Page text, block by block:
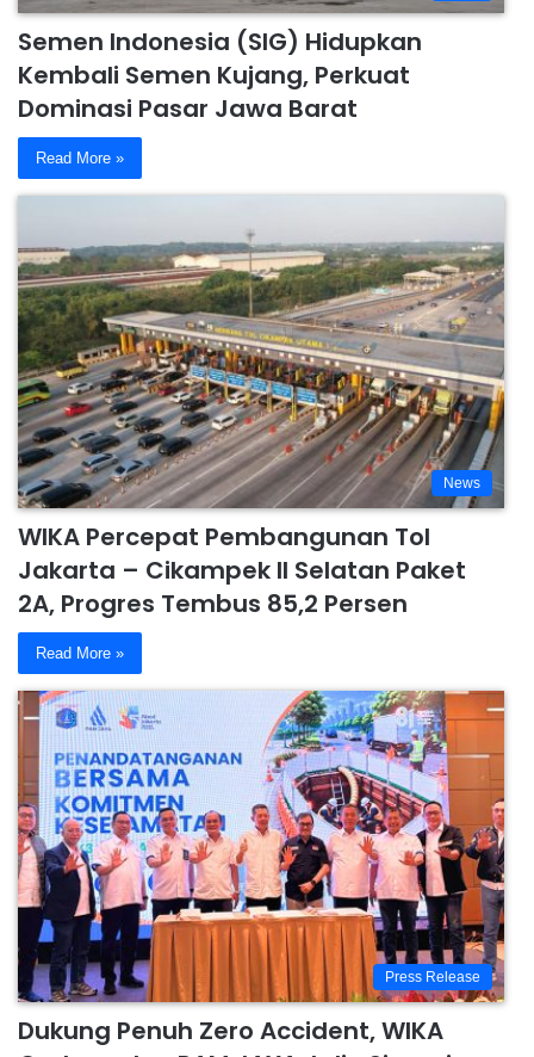
Semen Indonesia (SIG) Hidupkan
Kembali Semen Kujang, Perkuat
Dominasi Pasar Jawa Barat
Read More »
News
WIKA Percepat Pembangunan Tol
Jakarta – Cikampek II Selatan Paket
2A, Progres Tembus 85,2 Persen
Read More »
Press Release
Dukung Penuh Zero Accident, WIKA